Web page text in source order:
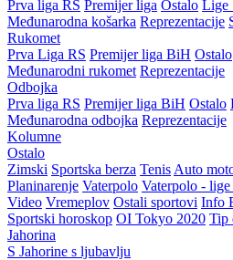
Prva liga RS Premijer liga Ostalo Lige
Međunarodna košarka Reprezentacije
Rukomet
Prva Liga RS Premijer liga BiH Ostalo
Međunarodni rukomet Reprezentacije
Odbojka
Prva liga RS Premijer liga BiH Ostalo
Međunarodna odbojka Reprezentacije
Kolumne
Ostalo
Zimski Sportska berza Tenis Auto
Planinarenje Vaterpolo Vaterpolo -
Video Vremeplov Ostali sportovi Info
Sportski horoskop OI Tokyo 2020 Tip
Jahorina
S Jahorine s ljubavlju